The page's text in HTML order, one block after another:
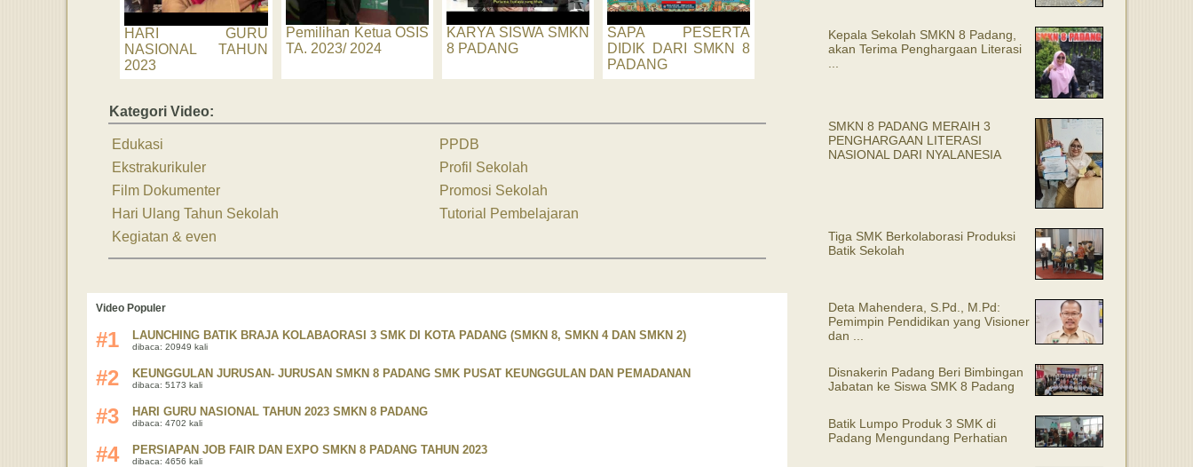
HARI GURU
NASIONAL TAHUN
2023
Pemilihan Ketua OSIS
TA. 2023/ 2024
KARYA SISWA SMKN
8 PADANG
SAPA PESERTA
DIDIK DARI SMKN 8
PADANG
Kategori Video:
Edukasi
Ekstrakurikuler
Film Dokumenter
Hari Ulang Tahun Sekolah
Kegiatan & even
PPDB
Profil Sekolah
Promosi Sekolah
Tutorial Pembelajaran
Video Populer
#1 LAUNCHING BATIK BRAJA KOLABAORASI 3 SMK DI KOTA PADANG (SMKN 8, SMKN 4 DAN SMKN 2)
dibaca: 20949 kali
#2 KEUNGGULAN JURUSAN- JURUSAN SMKN 8 PADANG SMK PUSAT KEUNGGULAN DAN PEMADANAN
dibaca: 5173 kali
#3 HARI GURU NASIONAL TAHUN 2023 SMKN 8 PADANG
dibaca: 4702 kali
#4 PERSIAPAN JOB FAIR DAN EXPO SMKN 8 PADANG TAHUN 2023
dibaca: 4656 kali
Kepala Sekolah SMKN 8 Padang,
akan Terima Penghargaan Literasi
SMKN 8 PADANG MERAIH 3
PENGHARGAAN LITERASI
NASIONAL DARI NYALANESIA
Tiga SMK Berkolaborasi Produksi
Batik Sekolah
Deta Mahendera, S.Pd., M.Pd:
Pemimpin Pendidikan yang Visioner
dan ...
Disnakerin Padang Beri Bimbingan
Jabatan ke Siswa SMK 8 Padang
Batik Lumpo Produk 3 SMK di
Padang Mengundang Perhatian